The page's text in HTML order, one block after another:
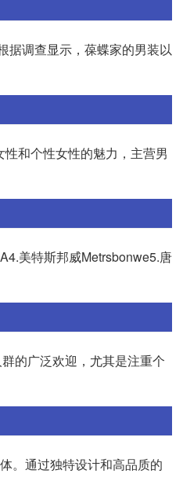
据调查显示，葆蝶家的男装以
和个性女性的魅力，主营男
美特斯邦威Metrsbonwe5.唐
的广泛欢迎，尤其是注重个
。通过独特设计和高品质的